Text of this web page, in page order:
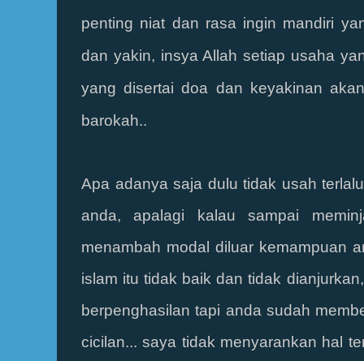
penting niat dan rasa ingin mandiri
dan yakin, insya Allah setiap usaha
yang disertai doa dan keyakinan
barokah..
Apa adanya saja dulu tidak usah
anda, apalagi kalau sampai
menambah modal diluar kemampuan
islam itu tidak baik dan tidak
berpenghasilan tapi anda sudah
cicilan... saya tidak menyarankan hal